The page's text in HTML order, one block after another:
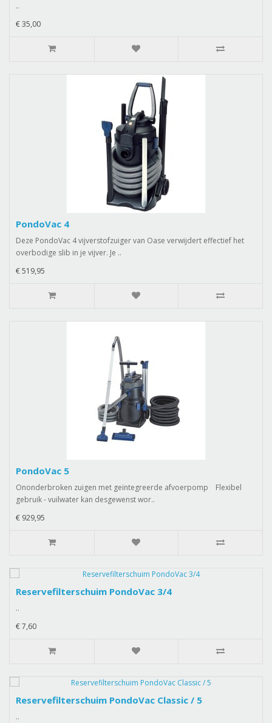
..
€ 35,00
PondoVac 4
Deze PondoVac 4 vijverstofzuiger van Oase verwijdert effectief het
overbodige slib in je vijver. Je ..
€ 519,95
PondoVac 5
Ononderbroken zuigen met geïntegreerde afvoerpomp Flexibel
gebruik - vuilwater kan desgewenst wor..
€ 929,95
Reservefilterschuim PondoVac 3/4
..
€ 7,60
Reservefilterschuim PondoVac Classic / 5
..